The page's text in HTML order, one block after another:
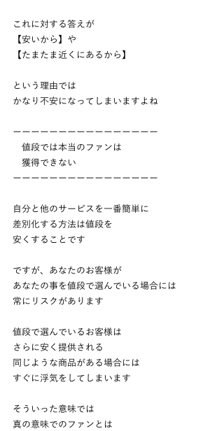
これに対する答えが
【安いから】や
【たまたま近くにあるから】
という理由では
かなり不安になってしまいますよね
ーーーーーーーーーーーーーーーー
値段では本当のファンは
獲得できない
ーーーーーーーーーーーーーーーー
自分と他のサービスを一番簡単に
差別化する方法は値段を
安くすることです
ですが、あなたのお客様が
あなたの事を値段で選んでいる場合には
常にリスクがあります
値段で選んでいるお客様は
さらに安く提供される
同じような商品がある場合には
すぐに浮気をしてしまいます
そういった意味では
真の意味でのファンとは